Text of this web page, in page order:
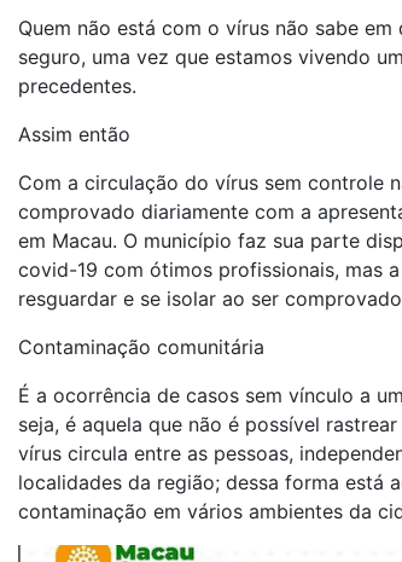
Quem não está com o vírus não sabe
seguro, uma vez que estamos vivendo
precedentes.
Assim então
Com a circulação do vírus sem controle
comprovado diariamente com a
em Macau. O município faz sua parte
covid-19 com ótimos profissionais, mas
resguardar e se isolar ao ser
Contaminação comunitária
É a ocorrência de casos sem vínculo a
seja, é aquela que não é possível
vírus circula entre as pessoas,
localidades da região; dessa forma está
contaminação em vários ambientes da